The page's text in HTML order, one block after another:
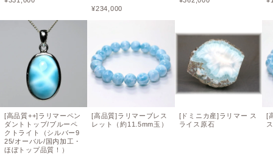
[高品質++]ラリマーペン
ダントトップ/ブルーペ
クトライト（シルバー9
25/オーバル/国内加工・
ほぼトップ品質！）
¥234,000
[高品質]ラリマーブレス
レット（約11.5mm玉）
[ドミニカ産]ラリマー ス
ライス原石
[